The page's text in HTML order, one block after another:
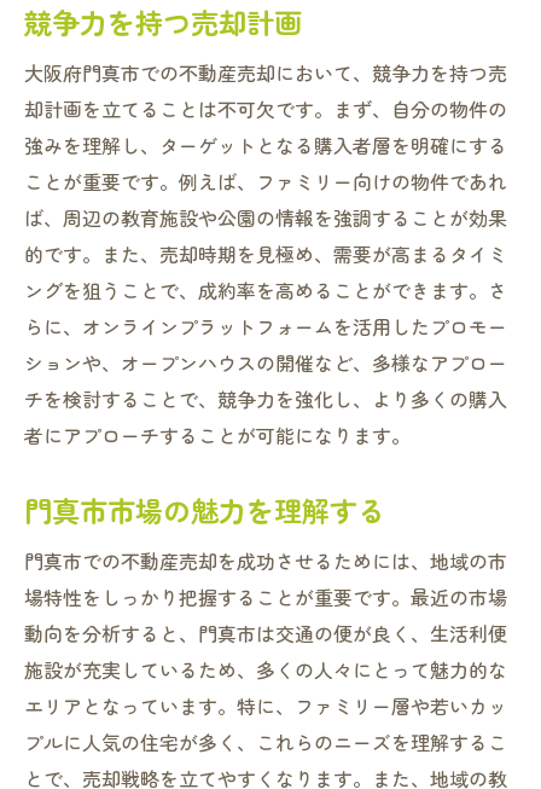
競争力を持つ売却計画
大阪府門真市での不動産売却において、競争力を持つ売
却計画を立てることは不可欠です。まず、自分の物件の
強みを理解し、ターゲットとなる購入者層を明確にする
ことが重要です。例えば、ファミリー向けの物件であれ
ば、周辺の教育施設や公園の情報を強調することが効果
的です。また、売却時期を見極め、需要が高まるタイミ
ングを狙うことで、成約率を高めることができます。さ
らに、オンラインプラットフォームを活用したプロモー
ションや、オープンハウスの開催など、多様なアプロー
チを検討することで、競争力を強化し、より多くの購入
者にアプローチすることが可能になります。
門真市市場の魅力を理解する
門真市での不動産売却を成功させるためには、地域の市
場特性をしっかり把握することが重要です。最近の市場
動向を分析すると、門真市は交通の便が良く、生活利便
施設が充実しているため、多くの人々にとって魅力的な
エリアとなっています。特に、ファミリー層や若いカッ
プルに人気の住宅が多く、これらのニーズを理解するこ
とで、売却戦略を立てやすくなります。また、地域の教